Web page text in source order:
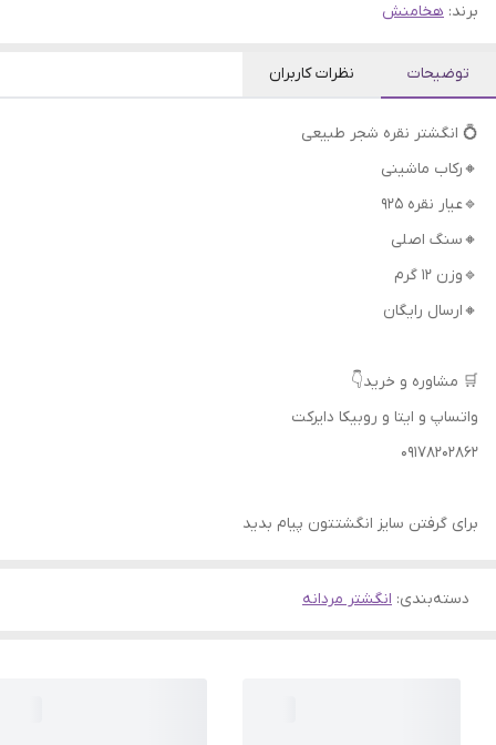
برند: هخامنش
توضیحات نظرات کاربران
💍 انگشتر نقره شجر طبیعی
🔸رکاب ماشینی
🔹عیار نقره 925
🔸سنگ اصلی
🔹وزن 12 گرم
🔸ارسال رایگان
🛒 مشاوره و خرید👇
واتساپ و ایتا و روبیکا دایرکت
09178202862
برای گرفتن سایز انگشتتون پیام بدید
دسته‌بندی: انگشتر مردانه